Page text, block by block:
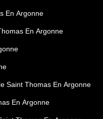
En Argonne
En Argonne
Saint Thomas En Argonne
En Argonne